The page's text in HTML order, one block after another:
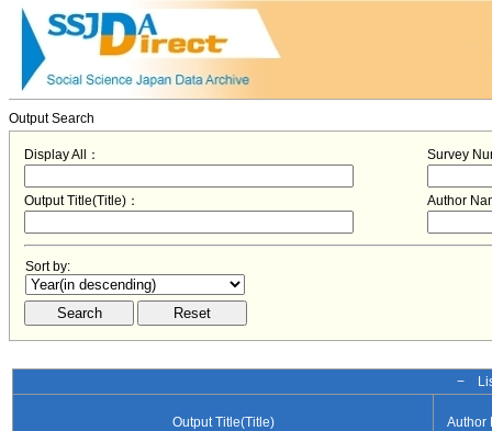
Output Search
Display All： Survey
Output Title(Title)： Author
Sort by:
−
Output Title(Title) Author